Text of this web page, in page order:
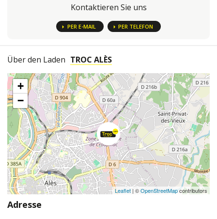
Kontaktieren Sie uns
PER E-MAIL PER TELEFON
Über den Laden TROC ALÈS
+
−
Leaflet | ©OpenStreetMapcontributors
Adresse